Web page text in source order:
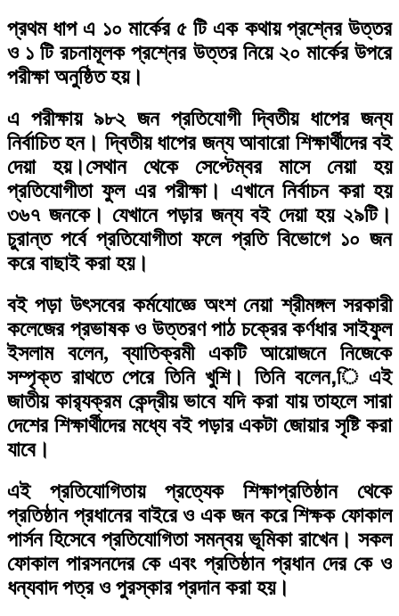
প্রথম ধাপ এ ১০ মার্কের ৫ টি এক কথায় প্রশ্নের উত্তর
ও ১ টি রচনামূলক প্রশ্নের উত্তর নিয়ে ২০ মার্কের উপরে
পরীক্ষা অনুষ্ঠিত হয়।
এ পরীক্ষায় ৯৮২ জন প্রতিযোগী দ্বিতীয় ধাপের জন্য
নির্বাচিত হন। দ্বিতীয় ধাপের জন্য আবারো শিক্ষার্থীদের বই
দেয়া হয়।সেথান থেকে সেপ্টেম্বর মাসে নেয়া হয়
প্রতিযোগীতা ফুল এর পরীক্ষা। এখানে নির্বাচন করা হয়
৩৬৭ জনকে। যেখানে পড়ার জন্য বই দেয়া হয় ২৯টি।
চুরান্ত পর্বে প্রতিযোগীতা ফলে প্রতি বিভোগে ১০ জন
করে বাছাই করা হয়।
বই পড়া উৎসবের কর্মযোজ্ঞে অংশ নেয়া শ্রীমঙ্গল সরকারী
কলেজের প্রভাষক ও উত্তরণ পাঠ চক্রের কর্ণধার সাইফুল
ইসলাম বলেন, ব্যাতিক্রমী একটি আয়োজনে নিজেকে
সম্পৃক্ত রাথতে পেরে তিনি খুশি। তিনি বলেন,ি এই
জাতীয় কার‌্যক্রম কেন্দ্রীয় ভাবে যদি করা যায় তাহলে সারা
দেশের শিক্ষার্থীদের মধ্যে বই পড়ার একটা জোয়ার সৃষ্টি করা
যাবে।
এই প্রতিযোগিতায় প্রত্যেক শিক্ষাপ্রতিষ্ঠান থেকে
প্রতিষ্ঠান প্রধানের বাইরে ও এক জন করে শিক্ষক ফোকাল
পার্সন হিসেবে প্রতিযোগিতা সমন্বয় ভূমিকা রাখেন। সকল
ফোকাল পারসনদের কে এবং প্রতিষ্ঠান প্রধান দের কে ও
ধন্যবাদ পত্র ও পুরস্কার প্রদান করা হয়।